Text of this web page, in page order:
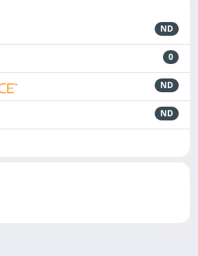
ND
0
ND
ND